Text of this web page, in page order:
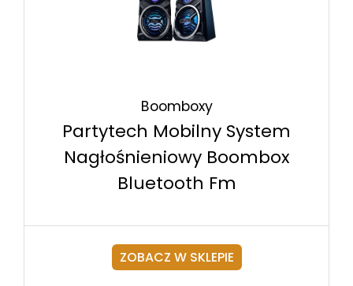
Boomboxy
Partytech Mobilny System
Nagłośnieniowy Boombox
Bluetooth Fm
ZOBACZ W SKLEPIE